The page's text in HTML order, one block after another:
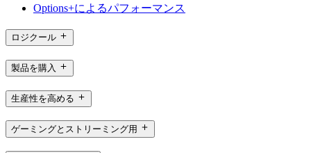
Options+によるパフォーマンス
ロジクール
製品を購入
生産性を高める
ゲーミングとストリーミング用